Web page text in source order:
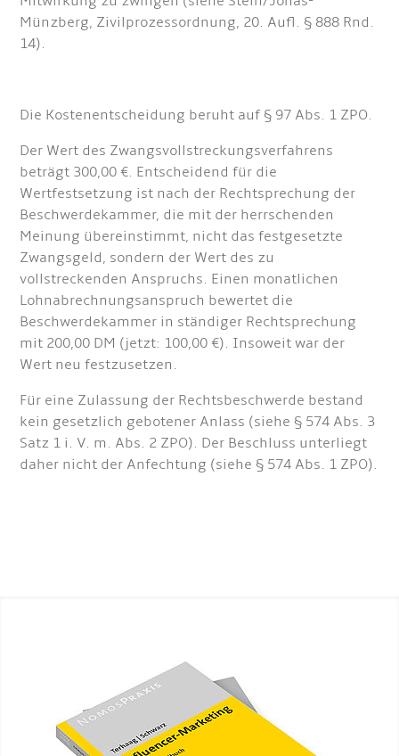
Münzberg, Zivilprozessordnung, 20. Aufl. § 888 Rnd.
14).
Die Kostenentscheidung beruht auf § 97 Abs. 1 ZPO.
Der Wert des Zwangsvollstreckungsverfahrens
beträgt 300,00 €. Entscheidend für die
Wertfestsetzung ist nach der Rechtsprechung der
Beschwerdekammer, die mit der herrschenden
Meinung übereinstimmt, nicht das festgesetzte
Zwangsgeld, sondern der Wert des zu
vollstreckenden Anspruchs. Einen monatlichen
Lohnabrechnungsanspruch bewertet die
Beschwerdekammer in ständiger Rechtsprechung
mit 200,00 DM (jetzt: 100,00 €). Insoweit war der
Wert neu festzusetzen.
Für eine Zulassung der Rechtsbeschwerde bestand
kein gesetzlich gebotener Anlass (siehe § 574 Abs. 3
Satz 1 i. V. m. Abs. 2 ZPO). Der Beschluss unterliegt
daher nicht der Anfechtung (siehe § 574 Abs. 1 ZPO).